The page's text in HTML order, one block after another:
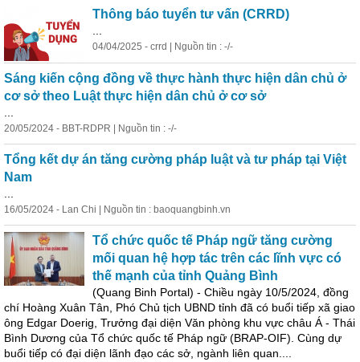
Thông báo tuyển tư vấn (CRRD)
04/04/2025 - crrd | Nguồn tin : -/-
Sáng kiến cộng đồng về thực hành thực hiện dân chủ ở
cơ sở theo Luật thực hiện dân chủ ở cơ sở
20/05/2024 - BBT-RDPR | Nguồn tin : -/-
Tổng kết dự án tăng cường pháp luật và tư pháp tại Việt
Nam
16/05/2024 - Lan Chi | Nguồn tin : baoquangbinh.vn
Tổ chức quốc tế Pháp ngữ tăng cường
mối quan hệ hợp tác trên các lĩnh vực có
thế mạnh của tỉnh Quảng Bình
(Quang Binh Portal) - Chiều ngày 10/5/2024, đồng
chí Hoàng Xuân Tân, Phó Chủ tịch UBND tỉnh đã có buổi tiếp xã giao
ông Edgar Doerig, Trưởng đại diện Văn phòng khu vực châu Á - Thái
Bình Dương của Tổ chức quốc tế Pháp ngữ (BRAP-OIF). Cùng dự
buổi tiếp có đại diện lãnh đạo các sở, ngành liên quan....